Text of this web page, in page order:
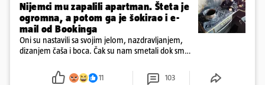
Nijemci mu zapalili apartman. Šteta je
ogromna, a potom ga je šokirao i e-
mail od Bookinga
Oni su nastavili sa svojim jelom, nazdravljanjem,
dizanjem čaša i boca. Čak su nam smetali dok smo
požar, rekao je vlasnik
11 103